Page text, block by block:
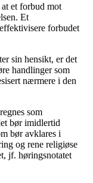
et forbud mot
Et
forbudet
sin hensikt, er det
handlinger som
nærmere i den
som
bør imidlertid
bør avklares i
og rene religiøse
jf. høringsnotatet